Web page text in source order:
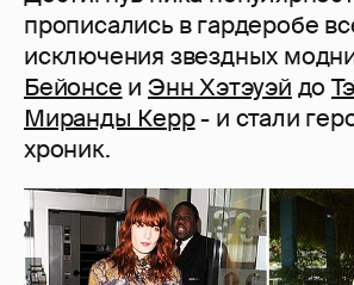
прописались в гардеробе
исключения звездных
Бейонсе иЭнн Хэтэуэй до
Миранды Керр- и стали
хроник.